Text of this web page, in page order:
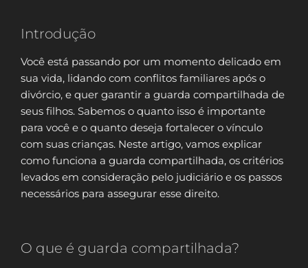
Introdução
Você está passando por um momento delicado em
sua vida, lidando com conflitos familiares após o
divórcio, e quer garantir a guarda compartilhada de
seus filhos. Sabemos o quanto isso é importante
para você e o quanto deseja fortalecer o vínculo
com suas crianças. Neste artigo, vamos explicar
como funciona a guarda compartilhada, os critérios
levados em consideração pelo judiciário e os passos
necessários para assegurar esse direito.
O que é guarda compartilhada?